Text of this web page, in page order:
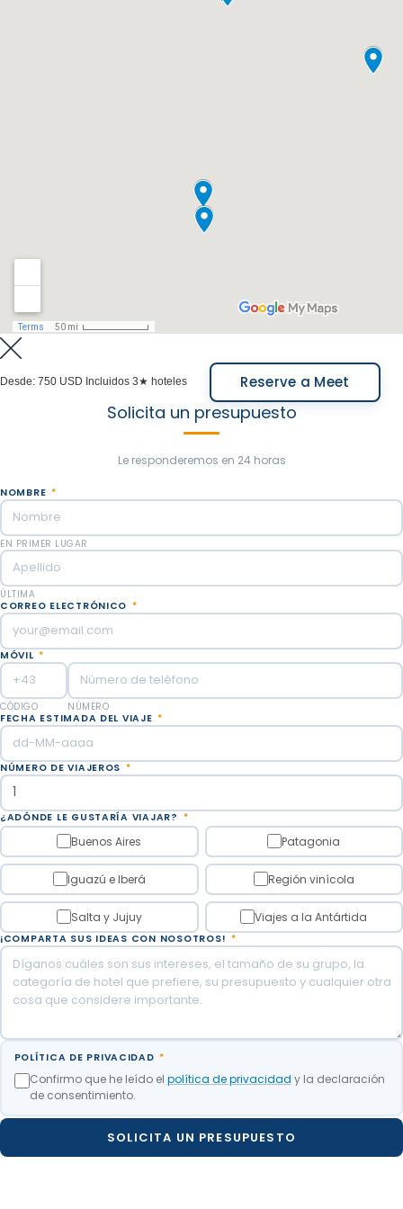
Biogeográfico del Norte Argentino", esencial para la
conservación y el estudio de la biodiversidad y la
Comidas incluidas: Desayuno.
Desde: 750 USD Incluidos 3★ hoteles Reserve a Meet
Solicita un presupuesto
Le responderemos en 24 horas
NOMBRE *
EN PRIMER LUGAR
ÚLTIMA
CORREO ELECTRÓNICO *
MÓVIL *
CÓDIGO
NÚMERO
FECHA ESTIMADA DEL VIAJE *
NÚMERO DE VIAJEROS *
¿ADÓNDE LE GUSTARÍA VIAJAR? *
Buenos Aires Patagonia
Iguazú e Iberá Región vinícola
Salta y Jujuy Viajes a la Antártida
¡COMPARTA SUS IDEAS CON NOSOTROS! *
POLÍTICA DE PRIVACIDAD *
Confirmo que he leído el política de privacidad y la declaración
de consentimiento.
SOLICITA UN PRESUPUESTO